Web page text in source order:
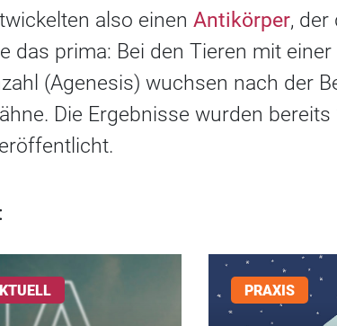
also einen Antikörper, der
das prima: Bei den Tieren mit
(Agenesis) wuchsen nach der
Die Ergebnisse wurden
PRAXIS